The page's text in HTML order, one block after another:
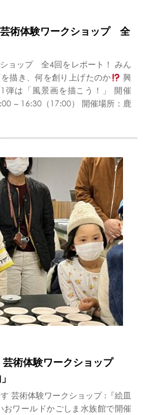
術体験ワークショップ 全
ョップ 全4回をレポート！ みん
描き、何を創り上げたのか
興
弾は「風景画を描こう！」 開催
– 16:30（17:00） 開催場所：鹿
術体験ワークショップ
芸術体験ワークショップ :『絵皿
ワールドかごしま水族館で開催